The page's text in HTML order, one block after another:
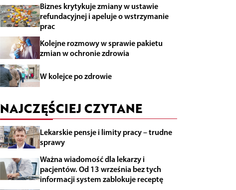
Biznes krytykuje zmiany w ustawie
refundacyjnej i apeluje o wstrzymanie
prac
Kolejne rozmowy w sprawie pakietu
zmian w ochronie zdrowia
W kolejce po zdrowie
NAJCZĘŚCIEJ CZYTANE
Lekarskie pensje i limity pracy – trudne
sprawy
Ważna wiadomość dla lekarzy i
pacjentów. Od 13 września bez tych
informacji system zablokuje receptę